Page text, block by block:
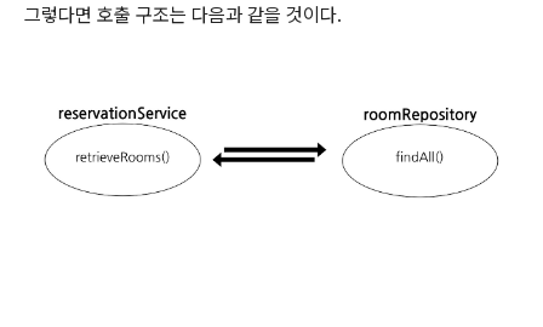
그렇다면 호출 구조는 다음과 같을 것이다.